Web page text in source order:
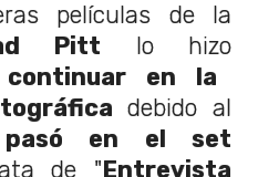
películas de la
Pitt lo hizo
continuar en la
debido al
en el set
de "Entrevista